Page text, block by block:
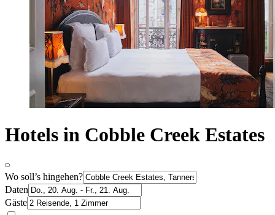
Hotels in Cobble Creek Estates
Wo soll’s hingehen?
Daten
Gäste